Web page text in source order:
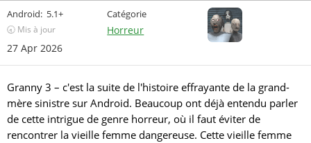
Android: 5.1+
🕣 Mis à jour
27 Apr 2026
Catégorie
Horreur
Granny 3 – c'est la suite de l'histoire effrayante de la grand-
mère sinistre sur Android. Beaucoup ont déjà entendu parler
de cette intrigue de genre horreur, où il faut éviter de
rencontrer la vieille femme dangereuse. Cette vieille femme